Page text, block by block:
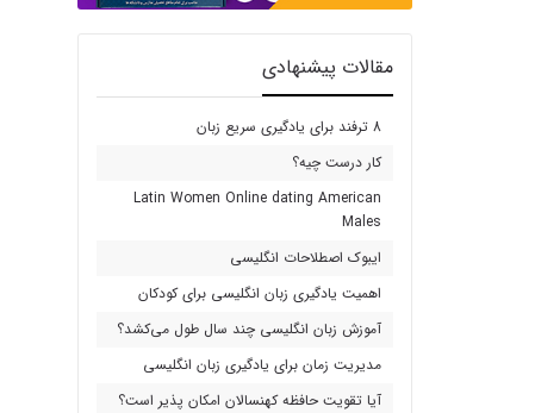
مقالات پیشنهادی
8 ترفند برای یادگیری سریع زبان
کار درست چیه؟
Latin Women Online dating American
Males
ایبوک اصطلاحات انگلیسی
اهمیت یادگیری زبان انگلیسی برای کودکان
آموزش زبان انگلیسی چند سال طول می‌کشد؟
مدیریت زمان برای یادگیری زبان انگلیسی
آیا تقویت حافظه کهنسالان امکان پذیر است؟